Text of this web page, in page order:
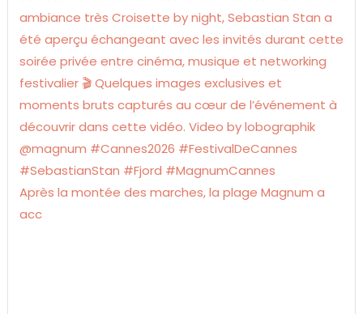
Après la montée des marches, la plage Magnum a
acc